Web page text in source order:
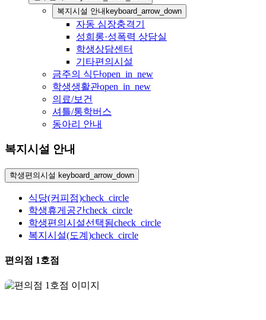
복지시설 안내keyboard_arrow_down
자동 심장충격기
성희롱·성폭력 상담실
학생상담센터
기타편의시설
금주의 식단open_in_new
학생생활관open_in_new
의료/보건
셔틀/통학버스
동아리 안내
복지시설 안내
학생편의시설 keyboard_arrow_down
식당(커피점)check_circle
학생휴게공간check_circle
학생편의시설선택됨check_circle
복지시설(도계)check_circle
편의점 1호점